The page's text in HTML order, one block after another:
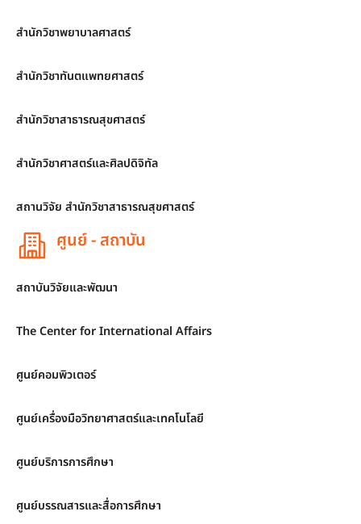
สำนักวิชาพยาบาลศาสตร์
สำนักวิชาทันตแพทยศาสตร์
สำนักวิชาสาธารณสุขศาสตร์
สำนักวิชาศาสตร์และศิลปดิจิทัล
สถานวิจัย สำนักวิชาสาธารณสุขศาสตร์
ศูนย์ - สถาบัน
สถาบันวิจัยและพัฒนา
The Center for International Affairs
ศูนย์คอมพิวเตอร์
ศูนย์เครื่องมือวิทยาศาสตร์และเทคโนโลยี
ศูนย์บริการการศึกษา
ศูนย์บรรณสารและสื่อการศึกษา